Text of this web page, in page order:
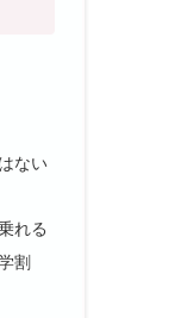
ない
れる
割